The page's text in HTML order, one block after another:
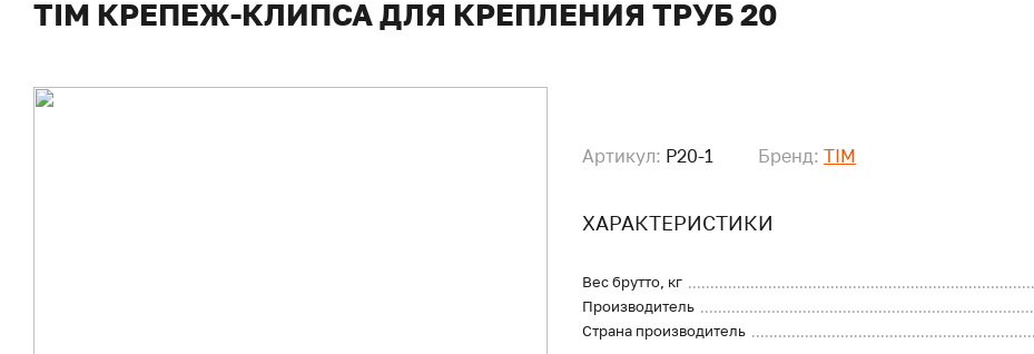
TIM КРЕПЕЖ-КЛИПСА ДЛЯ КРЕПЛЕНИЯ ТРУБ 20
Артикул: P20-1 Бренд: TIM
ХАРАКТЕРИСТИКИ
Вес брутто, кг
Производитель
Страна производитель